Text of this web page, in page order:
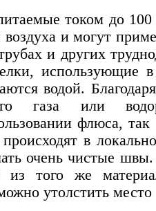
током до
и могут
и других
использующие
водой.
газа или
флюса, так
в
очень чистые швы.
из того же
утолстить место